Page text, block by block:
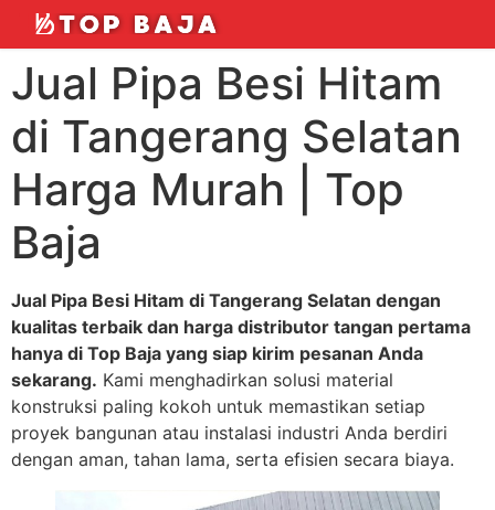
Jual Pipa Besi Hitam
di Tangerang Selatan
Harga Murah | Top
Baja
Jual Pipa Besi Hitam di Tangerang Selatan dengan
kualitas terbaik dan harga distributor tangan pertama
hanya di Top Baja yang siap kirim pesanan Anda
sekarang. Kami menghadirkan solusi material
konstruksi paling kokoh untuk memastikan setiap
proyek bangunan atau instalasi industri Anda berdiri
dengan aman, tahan lama, serta efisien secara biaya.